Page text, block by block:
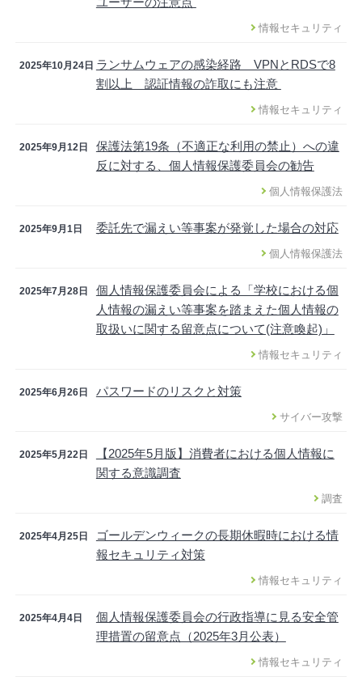
情報セキュリティ
2025年10月24日 ランサムウェアの感染経路 VPNとRDSで8
割以上 認証情報の詐取にも注意
情報セキュリティ
2025年9月12日
保護法第19条（不適正な利用の禁止）への違
反に対する、個人情報保護委員会の勧告
個人情報保護法
2025年9月1日 委託先で漏えい等事案が発覚した場合の対応
個人情報保護法
2025年7月28日
個人情報保護委員会による「学校における個
人情報の漏えい等事案を踏まえた個人情報の
取扱いに関する留意点について(注意喚起)」
情報セキュリティ
2025年6月26日 パスワードのリスクと対策
サイバー攻撃
2025年5月22日
【2025年5月版】消費者における個人情報に
関する意識調査
調査
2025年4月25日
ゴールデンウィークの長期休暇時における情
報セキュリティ対策
情報セキュリティ
2025年4月4日
個人情報保護委員会の行政指導に見る安全管
理措置の留意点（2025年3月公表）
情報セキュリティ